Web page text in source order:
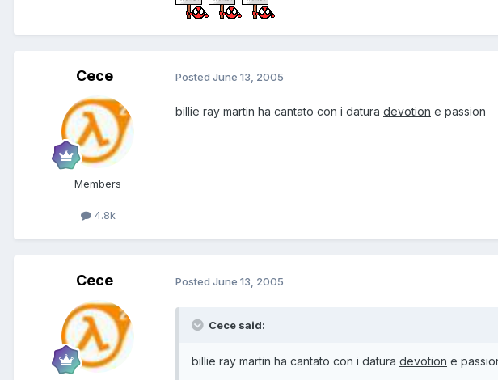
Cece
Members
4.8k
Posted June 13, 2005
billie ray martin ha cantato con i datura devotion e passion
Cece Posted June 13, 2005
Cece said:
billie ray martin ha cantato con i datura devotion e